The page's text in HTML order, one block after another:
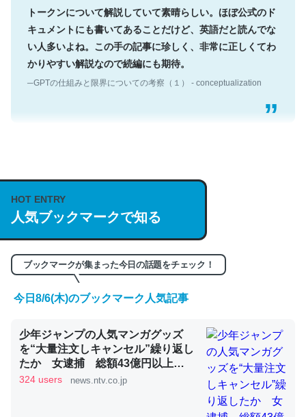
トークンについて解説していて素晴らしい。ほぼ公式のド
キュメントにも書いてあることだけど、英語だと読んでな
い人多いよね。この手の記事に珍しく、非常に正しくてわ
かりやすい解説なので続編にも期待。
─GPTの仕組みと限界についての考察（１） - conceptualization
説してる記事が少ないので貴重な良記事。/続編来た
https://isobe324649.hatenablog.com/entry/2023/03/27
/064121
─GPTの仕組みと限界についての考察（１） - conceptualization
くらい。小説でいう「ずっと前の伏線」は回収されないけ
ど、短期記憶というには多い分量。進化すればするほど分
かりやすく強くなりそう
─GPTの仕組みと限界についての考察（１） - conceptualization
HOT ENTRY
人気ブックマークで知る
ブックマークが集まった今日の話題をチェック！
今日8/6(木)のブックマーク人気記事
少年ジャンプの人気マンガグッズ
を“大量注文しキャンセル”繰り返し
たか 女逮捕 総額43億円以上
（2026年8月6日掲載）｜日テレ
324 users news.ntv.co.jp